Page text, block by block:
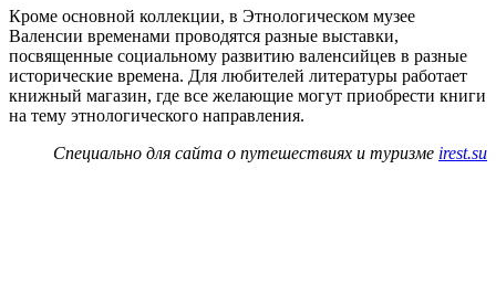
Кроме основной коллекции, в Этнологическом музее
Валенсии временами проводятся разные выставки,
посвященные социальному развитию валенсийцев в разные
исторические времена. Для любителей литературы работает
книжный магазин, где все желающие могут приобрести книги
на тему этнологического направления.
Специально для сайта о путешествиях и туризме irest.su